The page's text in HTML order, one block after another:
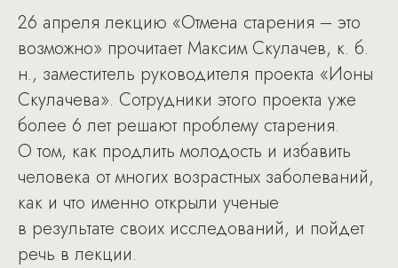
26 апреля лекцию «Отмена старения – это
возможно» прочитает Максим Скулачев, к. б.
н., заместитель руководителя проекта «Ионы
Скулачева». Сотрудники этого проекта уже
более 6 лет решают проблему старения.
О том, как продлить молодость и избавить
человека от многих возрастных заболеваний,
как и что именно открыли ученые
в результате своих исследований, и пойдет
речь в лекции.